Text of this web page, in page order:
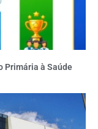
Primária à Saúde